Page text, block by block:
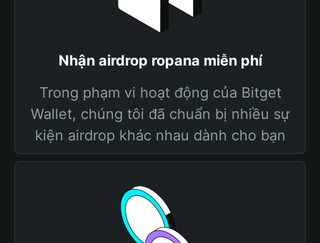
Nhận airdrop ropana miễn phí
Trong phạm vi hoạt động của Bitget
Wallet, chúng tôi đã chuẩn bị nhiều sự
kiện airdrop khác nhau dành cho bạn